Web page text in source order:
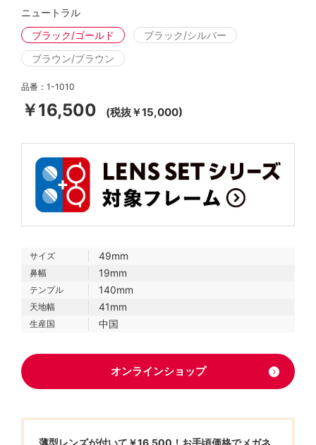
ニュートラル
ブラック/ゴールド
ブラック/シルバー
ブラウン/ブラウン
品番：1-1010
￥16,500 (税抜￥15,000)
サイズ 49mm
鼻幅 19mm
テンプル 140mm
天地幅 41mm
生産国 中国
オンラインショップ
薄型レンズが付いて￥16,500！お手頃価格でメガネ